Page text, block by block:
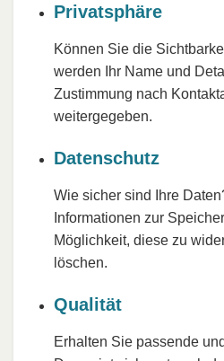
Privatsphäre
Können Sie die
werden Ihr Name und
Zustimmung nach
weitergegeben.
Datenschutz
Wie sicher sind Ihre
Informationen zur
Möglichkeit, diese zu
löschen.
Qualität
Erhalten Sie passende